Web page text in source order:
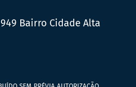
Bairro Cidade Alta